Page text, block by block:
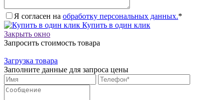
Я согласен на обработку персональных данных.*
Купить в один клик
Закрыть окно
Запросить стоимость товара
Загрузка товара
Заполните данные для запроса цены